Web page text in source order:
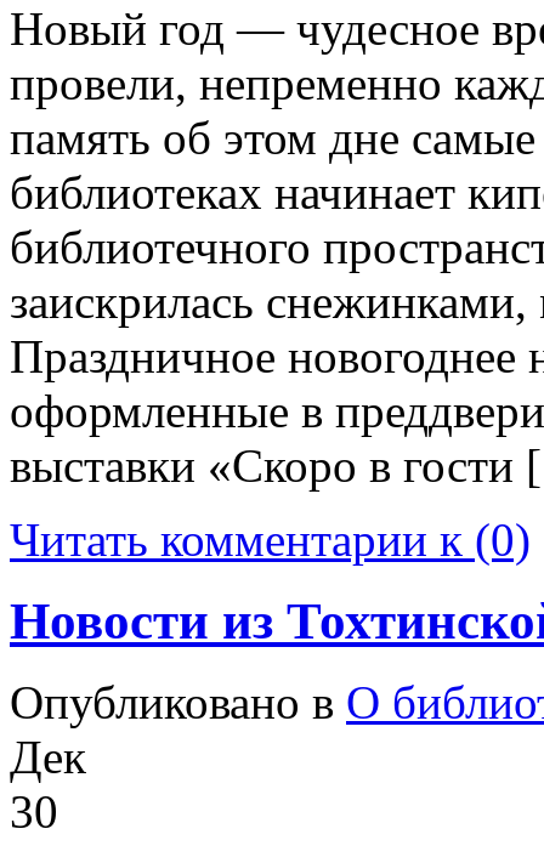
Новый год — чудесное
провели, непременно
память об этом дне
библиотеках начинает
библиотечного
заискрилась
Праздничное новогоднее
оформленные в
выставки «Скоро в
Читать комментарии к (0)
Новости из
Опубликовано в О
Дек
30